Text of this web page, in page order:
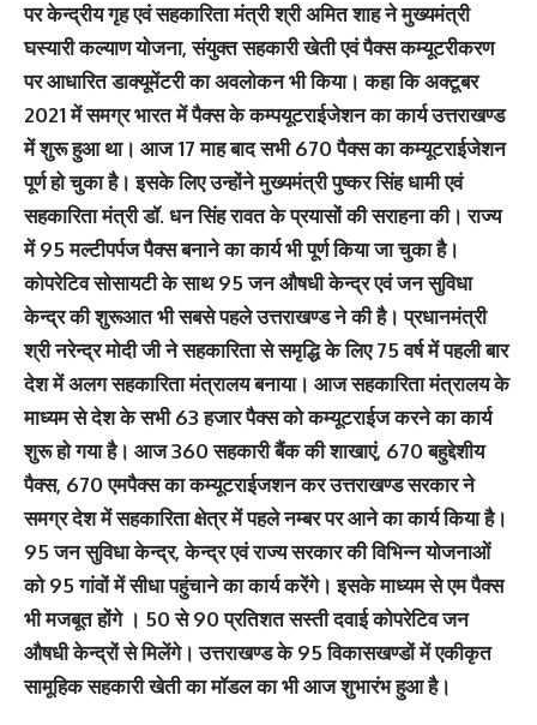
पर केन्द्रीय गृह एवं सहकारिता मंत्री श्री अमित शाह ने मुख्यमंत्री
घस्यारी कल्याण योजना, संयुक्त सहकारी खेती एवं पैक्स कम्यूटरीकरण
पर आधारित डाक्यूमेंटरी का अवलोकन भी किया। कहा कि अक्टूबर
2021 में समग्र भारत में पैक्स के कम्पयूटराईजेशन का कार्य उत्तराखण्ड
में शुरू हुआ था। आज 17 माह बाद सभी 670 पैक्स का कम्यूटराईजेशन
पूर्ण हो चुका है। इसके लिए उन्होंने मुख्यमंत्री पुष्कर सिंह धामी एवं
सहकारिता मंत्री डॉ. धन सिंह रावत के प्रयासों की सराहना की। राज्य
में 95 मल्टीपर्पज पैक्स बनाने का कार्य भी पूर्ण किया जा चुका है।
कोपरेटिव सोसायटी के साथ 95 जन औषधी केन्द्र एवं जन सुविधा
केन्द्र की शुरूआत भी सबसे पहले उत्तराखण्ड ने की है। प्रधानमंत्री
श्री नरेन्द्र मोदी जी ने सहकारिता से समृद्धि के लिए 75 वर्ष में पहली बार
देश में अलग सहकारिता मंत्रालय बनाया। आज सहकारिता मंत्रालय के
माध्यम से देश के सभी 63 हजार पैक्स को कम्यूटराईज करने का कार्य
शुरू हो गया है। आज 360 सहकारी बैंक की शाखाएं, 670 बहुद्देशीय
पैक्स, 670 एमपैक्स का कम्यूटराईजशन कर उत्तराखण्ड सरकार ने
समग्र देश में सहकारिता क्षेत्र में पहले नम्बर पर आने का कार्य किया है।
95 जन सुविधा केन्द्र, केन्द्र एवं राज्य सरकार की विभिन्न योजनाओं
को 95 गांवों में सीधा पहुंचाने का कार्य करेंगे। इसके माध्यम से एम पैक्स
भी मजबूत होंगे । 50 से 90 प्रतिशत सस्ती दवाई कोपरेटिव जन
औषधी केन्द्रों से मिलेंगे। उत्तराखण्ड के 95 विकासखण्डों में एकीकृत
सामूहिक सहकारी खेती का मॉडल का भी आज शुभारंभ हुआ है।